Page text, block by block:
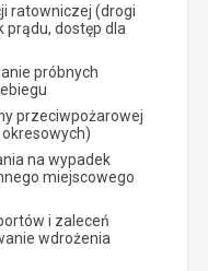
ratowniczej (drogi
prądu, dostęp dla
próbnych
przeciwpożarowej
na wypadek
miejscowego
i zaleceń
wdrożenia